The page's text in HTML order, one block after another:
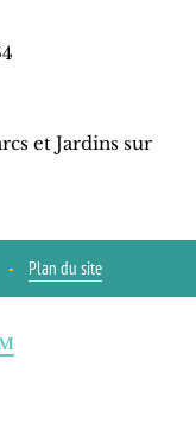
et Jardins sur
Plan du site